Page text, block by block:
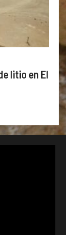
litio en El